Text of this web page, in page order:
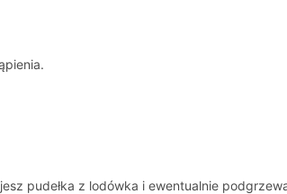
pudełka z lodówka i ewentualnie